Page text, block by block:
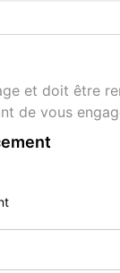
et doit être
de vous